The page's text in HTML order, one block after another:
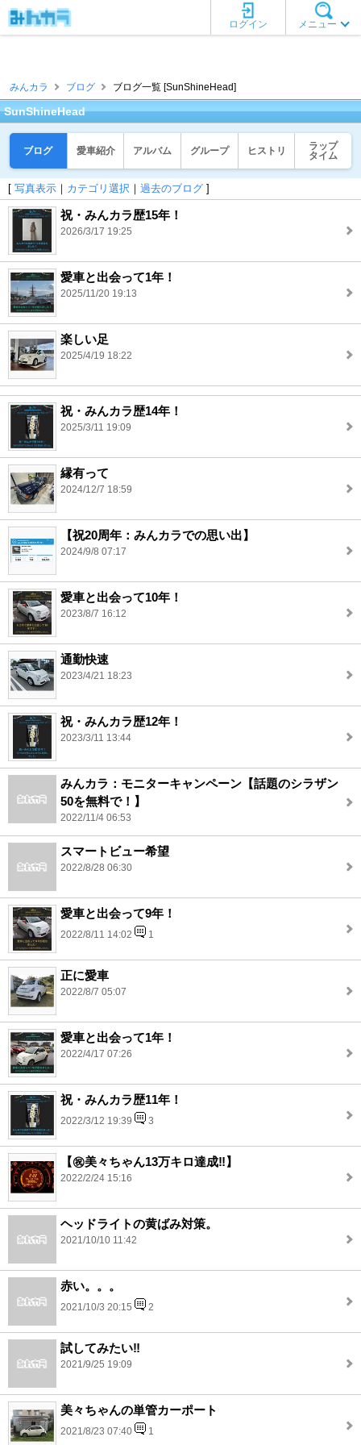
メニュー
ログイン
みんカラ ブログ ブログ一覧 [SunShineHead]
SunShineHead
ブログ 愛車紹介 アルバム グループ ヒストリ
ラップ
タイム
[ 写真表示 ｜ カテゴリ選択 ｜ 過去のブログ ]
祝・みんカラ歴15年！
2026/3/17 19:25
愛車と出会って1年！
2025/11/20 19:13
楽しい足
2025/4/19 18:22
祝・みんカラ歴14年！
2025/3/11 19:09
縁有って
2024/12/7 18:59
【祝20周年：みんカラでの思い出】
2024/9/8 07:17
愛車と出会って10年！
2023/8/7 16:12
通勤快速
2023/4/21 18:23
祝・みんカラ歴12年！
2023/3/11 13:44
みんカラ：モニターキャンペーン【話題のシラザン
50を無料で！】
2022/11/4 06:53
スマートビュー希望
2022/8/28 06:30
愛車と出会って9年！
2022/8/11 14:02 1
正に愛車
2022/8/7 05:07
愛車と出会って1年！
2022/4/17 07:26
祝・みんカラ歴11年！
2022/3/12 19:39 3
【㊗️美々ちゃん13万キロ達成‼️】
2022/2/24 15:16
ヘッドライトの黄ばみ対策。
2021/10/10 11:42
赤い。。。
2021/10/3 20:15 2
試してみたい‼️
2021/9/25 19:09
美々ちゃんの単管カーポート
2021/8/23 07:40 1